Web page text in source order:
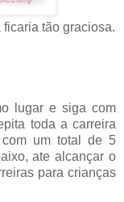
tão graciosa.
lugar e siga com
toda a carreira
um total de 5
ate alcançar o
para crianças